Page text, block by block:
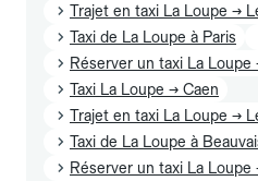
Trajet en taxi La Loupe →
Taxi de La Loupe à Paris
Réserver un taxi La Loupe
Taxi La Loupe → Caen
Trajet en taxi La Loupe →
Taxi de La Loupe à
Réserver un taxi La Loupe